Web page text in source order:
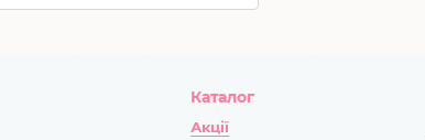
Каталог
Акції